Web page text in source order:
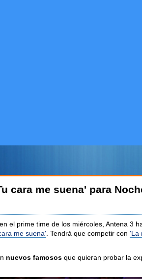
cara me suena' para
el prime time de los miércoles, Antena 3
me suena' . Tendrá que competir con 'La
nuevos famosos que quieran probar la